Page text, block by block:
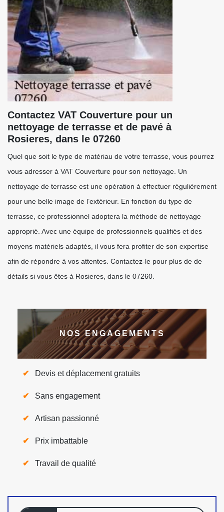
Contactez VAT Couverture pour un
nettoyage de terrasse et de pavé à
Rosieres, dans le 07260
Quel que soit le type de matériau de votre terrasse, vous pourrez
vous adresser à VAT Couverture pour son nettoyage. Un
nettoyage de terrasse est une opération à effectuer régulièrement
pour une belle image de l’extérieur. En fonction du type de
terrasse, ce professionnel adoptera la méthode de nettoyage
approprié. Avec une équipe de professionnels qualifiés et des
moyens matériels adaptés, il vous fera profiter de son expertise
afin de répondre à vos attentes. Contactez-le pour plus de de
détails si vous êtes à Rosieres, dans le 07260.
NOS ENGAGEMENTS
Devis et déplacement gratuits
Sans engagement
Artisan passionné
Prix imbattable
Travail de qualité